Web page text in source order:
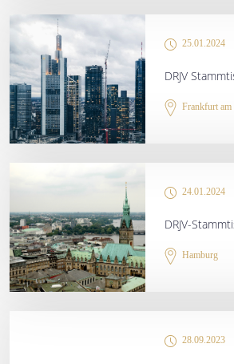
25.01.2024
DRJV
Frankfurt
24.01.2024
DRJV-
Hamburg
28.09.2023